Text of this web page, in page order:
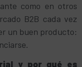
como en otros
B2B cada vez
un buen producto:
y por qué es